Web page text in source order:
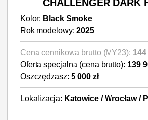
CHALLENGER DARK
Kolor: Black Smoke
Rok modelowy: 2025
Cena cennikowa brutto (MY23): 144
Oferta specjalna (cena brutto): 139
Oszczędzasz: 5 000 zł
Lokalizacja: Katowice / Wrocław /